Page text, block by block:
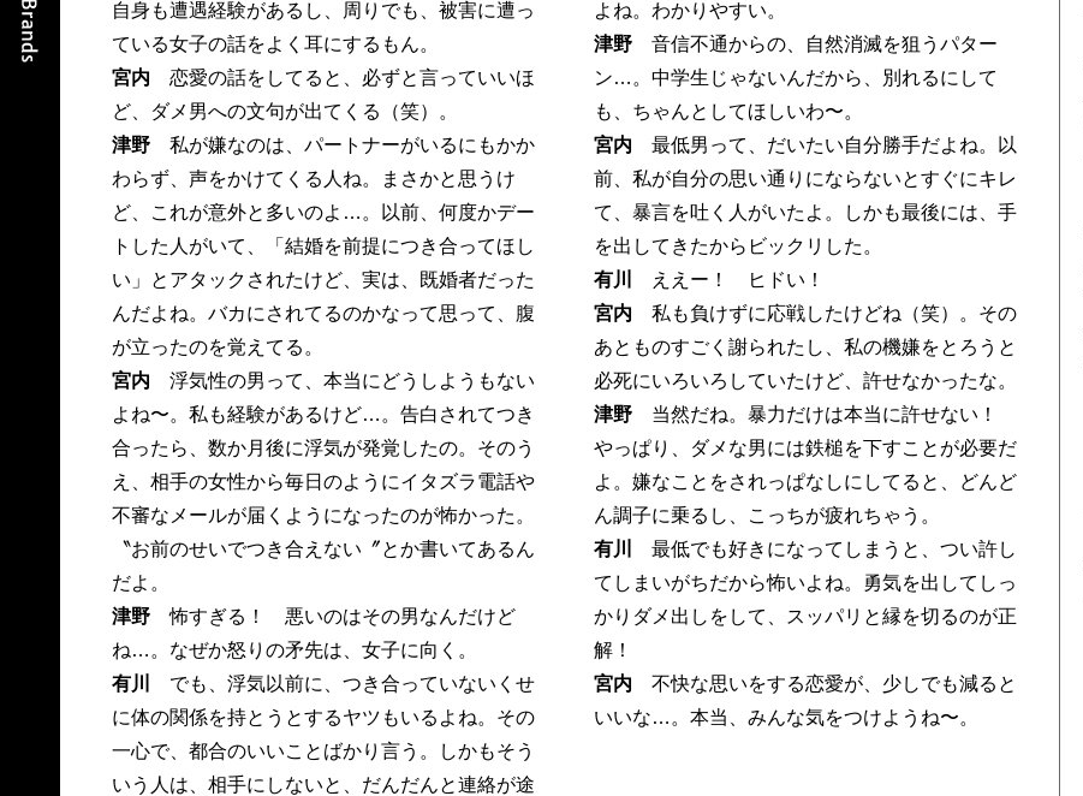
自身も遭遇経験があるし、周りでも、被害に遭っ
ている女子の話をよく耳にするもん。
宮内 恋愛の話をしてると、必ずと言っていいほ
ど、ダメ男への文句が出てくる（笑）。
津野私が嫌なのは、パートナーがいるにもかか
わらず、声をかけてくる人ね。まさかと思うけ
ど、これが意外と多いのよ…。以前、何度かデー
トした人がいて、「結婚を前提につき合ってほし
い」とアタックされたけど、実は、既婚者だった
んだよね。バカにされてるのかなって思って、腹
が立ったのを覚えてる。
宮内 浮気性の男って、本当にどうしようもない
よね〜。私も経験があるけど…。告白されてつき
合ったら、数か月後に浮気が発覚したの。そのう
え、相手の女性から毎日のようにイタズラ電話や
不審なメールが届くようになったのが怖かった。
〝お前のせいでつき合えない〞とか書いてあるん
だよ。
津野怖すぎる！ 悪いのはその男なんだけど
ね…。なぜか怒りの矛先は、女子に向く。
有川
でも、浮気以前に、つき合っていないくせ
に体の関係を持とうとするヤツもいるよね。その
一心で、都合のいいことばかり言う。しかもそう
いう人は、相手にしないと、だんだんと連絡が途
よね。わかりやすい。
津野 音信不通からの、自然消滅を狙うパター
ン…。中学生じゃないんだから、別れるにして
も、ちゃんとしてほしいわ〜。
宮内 最低男って、だいたい自分勝手だよね。以
前、私が自分の思い通りにならないとすぐにキレ
て、暴言を吐く人がいたよ。しかも最後には、手
を出してきたからビックリした。
有川
ええー！ ヒドい！
宮内 私も負けずに応戦したけどね（笑）。その
あとものすごく謝られたし、私の機嫌をとろうと
必死にいろいろしていたけど、許せなかったな。
津野 当然だね。暴力だけは本当に許せない！
やっぱり、ダメな男には鉄槌を下すことが必要だ
よ。嫌なことをされっぱなしにしてると、どんど
ん調子に乗るし、こっちが疲れちゃう。
有川
最低でも好きになってしまうと、つい許し
てしまいがちだから怖いよね。勇気を出してしっ
かりダメ出しをして、スッパリと縁を切るのが正
解！
宮内 不快な思いをする恋愛が、少しでも減ると
いいな…。本当、みんな気をつけようね〜。